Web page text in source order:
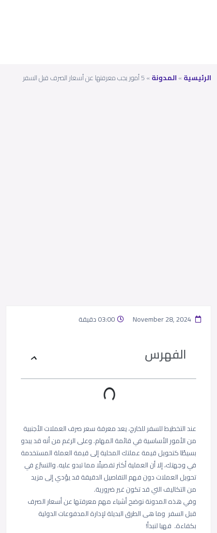
الرئيسية»المدونة»5 أمور يجب معرفتها عن أسعار الصرف قبل السفر
03:00 دقيقة
الفهرس
عند التخطيط للسفر للخارج، يعد معرفة سعر صرف العملات الأجنبية
من الأمور الأساسية في قائمة المهام. وعلى الرغم من أنه قد يبدو
بسيطًا كتحويل قيمة عملتك المحلية إلى قيمة العملة المستخدمة
في وجهتك، إلا أن العملية أكثر تفصيلًا مما تبدو عليه. والتسرّع في
تحويل العملات دون فهم التفاصيل الدقيقة قد يؤدي إلى مزيد
من التكاليف التي قد تكون غير ضرورية.
وفي هذه المدونة نوضح أشياء مهم معرفتها عن أسعار الصرف
قبل السفر وما هى الطرق البديلة لإدارة المدفوعات الدولية
بكفاءة. فهيا لنبدأ!